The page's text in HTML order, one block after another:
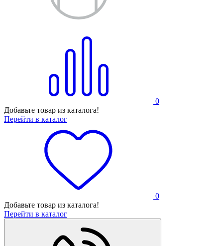
0
Добавьте товар из каталога!
Перейти в каталог
0
Добавьте товар из каталога!
Перейти в каталог